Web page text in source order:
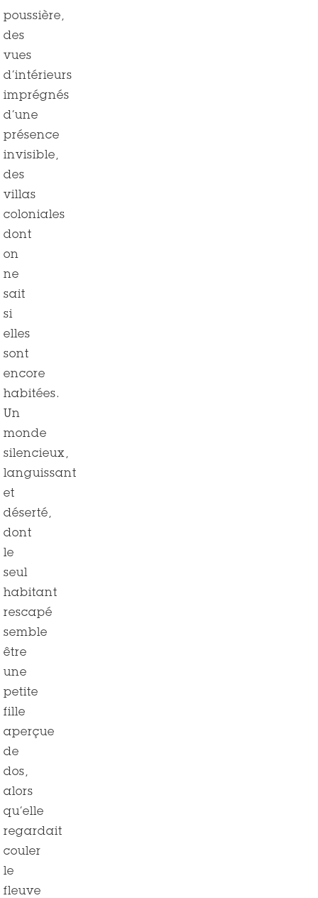
poussière,
des
vues
d’intérieurs
imprégnés
d’une
présence
invisible,
des
villas
coloniales
dont
on
ne
sait
si
elles
sont
encore
habitées.
Un
monde
silencieux,
languissant
et
déserté,
dont
le
seul
habitant
rescapé
semble
être
une
petite
fille
aperçue
de
dos,
alors
qu’elle
regardait
couler
le
fleuve